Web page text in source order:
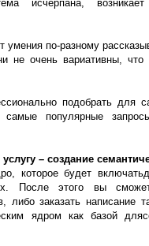
исчерпана, возникает
по-разному
не очень вариативны, что
подобрать для
популярные
– создание
которое будет
После этого вы
заказать написание
ядром как базой